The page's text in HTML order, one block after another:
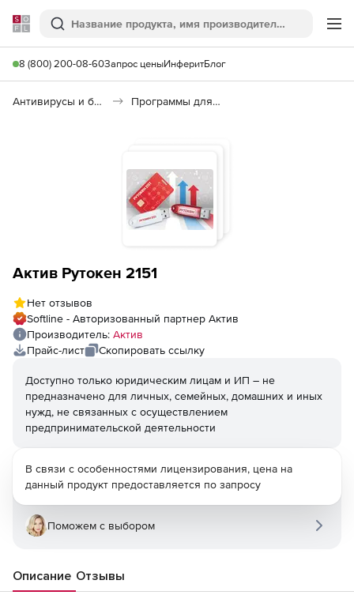
Softline
Поиск
8 (800) 200-08-60Запрос ценыИнферитБлог
Антивирусы и безопасность Программы для защиты информации
Актив Рутокен 2151
Нет отзывов
Softline - Авторизованный партнер Актив
Производитель: Актив
Прайс-лист
Скопировать ссылку
Доступно только юридическим лицам и ИП – не
предназначено для личных, семейных, домашних и иных
нужд, не связанных с осуществлением
предпринимательской деятельности
В связи с особенностями лицензирования, цена на
данный продукт предоставляется по запросу
Поможем с выбором
Описание Отзывы